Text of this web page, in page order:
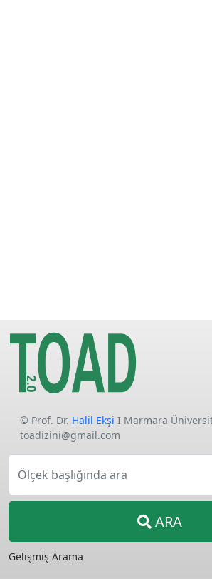
© Prof. Dr. Halil Ekşi I Marmara
toadizini@gmail.com
Ölçek başlığında ara
ARA
Gelişmiş Arama